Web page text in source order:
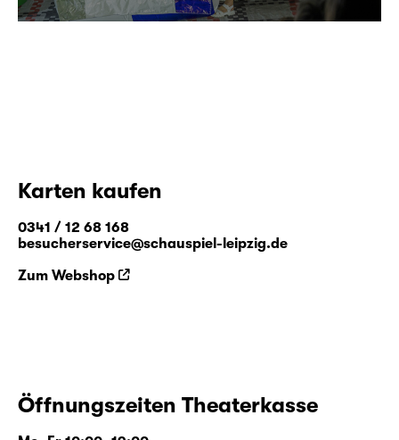
Karten kaufen
0341 / 12 68 168
besucherservice@schauspiel-leipzig.de
Zum Webshop
Öffnungszeiten Theaterkasse